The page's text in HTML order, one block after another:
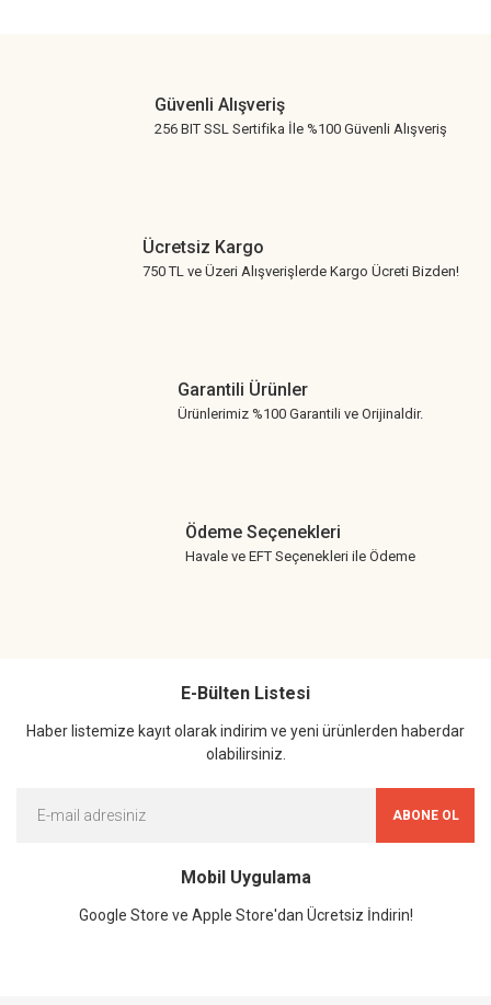
Güvenli Alışveriş
256 BIT SSL Sertifika İle %100 Güvenli Alışveriş
Ücretsiz Kargo
750 TL ve Üzeri Alışverişlerde Kargo Ücreti Bizden!
Garantili Ürünler
Ürünlerimiz %100 Garantili ve Orijinaldir.
Ödeme Seçenekleri
Havale ve EFT Seçenekleri ile Ödeme
E-Bülten Listesi
Haber listemize kayıt olarak indirim ve yeni ürünlerden haberdar
olabilirsiniz.
ABONE OL
Mobil Uygulama
Google Store ve Apple Store'dan Ücretsiz İndirin!